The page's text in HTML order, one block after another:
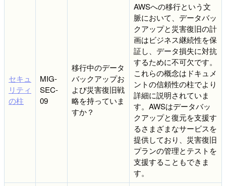
セキュ
リティ
の柱
MIG-
SEC-
09
移行中のデータ
バックアップお
よび災害復旧戦
略を持っていま
すか？
AWSへの移行という文
脈において、データバッ
クアップと災害復旧の計
画はビジネス継続性を保
証し、データ損失に対抗
するために不可欠です。
これらの概念はドキュメ
ントの信頼性の柱でより
詳細に説明されていま
す。AWSはデータバッ
クアップと復元を支援す
るさまざまなサービスを
提供しており、災害復旧
プランの管理とテストを
支援することもできま
す。